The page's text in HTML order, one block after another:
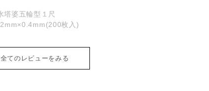
全てのレビューをみる